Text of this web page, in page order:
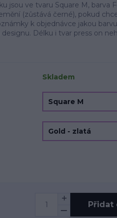
jsou ve tvaru Square M, barva
(zůstává černé), pokud
k objednávce jakou
Délku i tvar press on
Skladem
Přidat